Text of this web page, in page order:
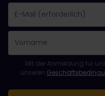
Das Feld „E-Mail-
Diese E-Mail-Adresse ist
Beim Abonnieren des
Du hast diesen
Bitte stimme den
Mit der Anmeldung für
unseren